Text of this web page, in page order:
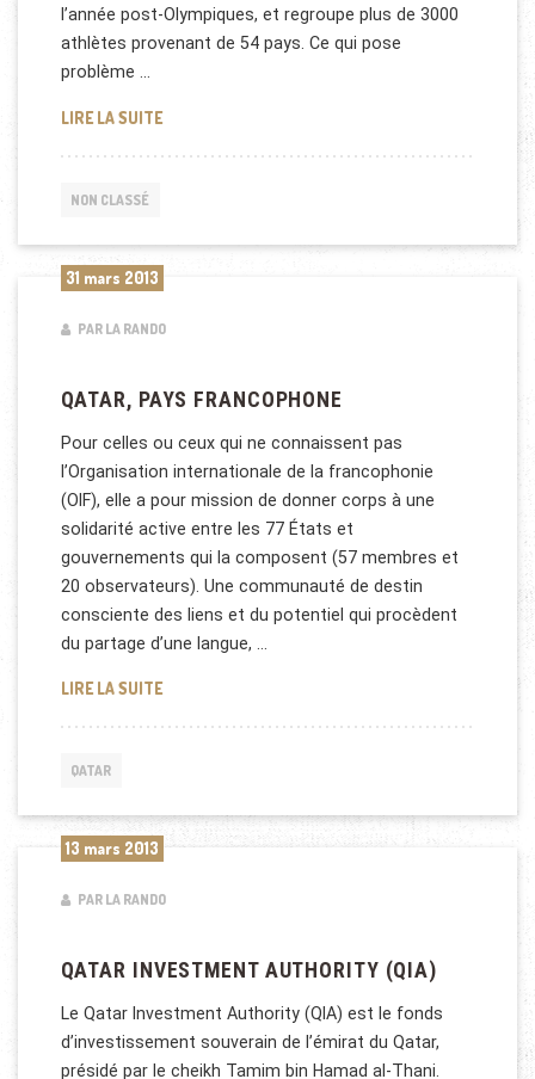
l’année post-Olympiques, et regroupe plus de 3000
athlètes provenant de 54 pays. Ce qui pose
problème …
LIRE LA SUITELE QATAR PRÉSENT DANS LES JEUX DE LA
NON CLASSÉ
31 mars 2013
PAR LA RANDO
QATAR, PAYS FRANCOPHONE
Pour celles ou ceux qui ne connaissent pas
l’Organisation internationale de la francophonie
(OIF), elle a pour mission de donner corps à une
solidarité active entre les 77 États et
gouvernements qui la composent (57 membres et
20 observateurs). Une communauté de destin
consciente des liens et du potentiel qui procèdent
du partage d’une langue, …
LIRE LA SUITEQATAR, PAYS FRANCOPHONE
QATAR
13 mars 2013
PAR LA RANDO
QATAR INVESTMENT AUTHORITY (QIA)
Le Qatar Investment Authority (QIA) est le fonds
d’investissement souverain de l’émirat du Qatar,
présidé par le cheikh Tamim bin Hamad al-Thani.